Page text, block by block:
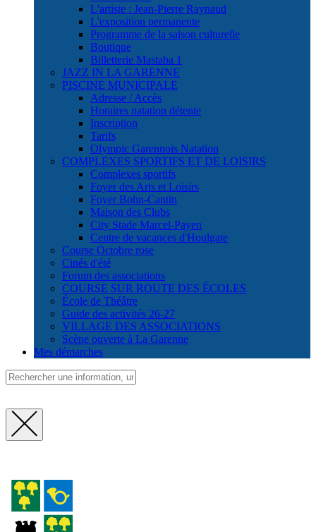
L'artiste : Jean-Pierre Raynaud
L'exposition permanente
Programme de la saison culturelle
Boutique
Billetterie Mastaba 1
JAZZ IN LA GARENNE
PISCINE MUNICIPALE
Adresse / Accès
Horaires natation détente
Inscription
Tarifs
Olympic Garennois Natation
COMPLEXES SPORTIFS ET DE LOISIRS
Complexes sportifs
Foyer des Arts et Loisirs
Foyer Bohn-Cantin
Maison des Clubs
City Stade Marcel-Payen
Centre de vacances d'Houlgate
Course Octobre rose
Cinés d'été
Forum des associations
COURSE SUR ROUTE DES ÉCOLES
École de Théâtre
Guide des activités 26-27
VILLAGE DES ASSOCIATIONS
Scène ouverte à La Garenne
Mes démarches
Fermer